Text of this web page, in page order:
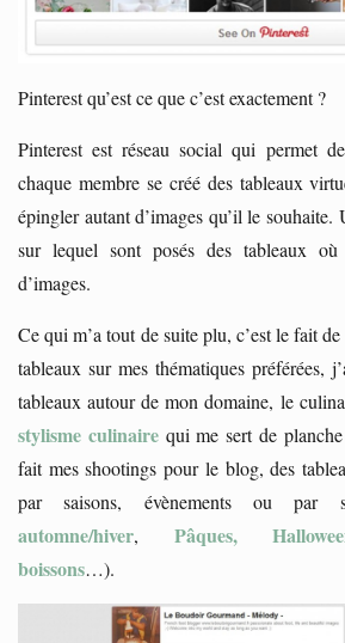
Pinterest qu’est ce que c’est exactement ?
Pinterest est réseau social qui permet
chaque membre se créé des tableaux
épingler autant d’images qu’il le souhaite.
sur lequel sont posés des tableaux
d’images.
Ce qui m’a tout de suite plu, c’est le fait
tableaux sur mes thématiques préférées,
tableaux autour de mon domaine, le
stylisme culinairequi me sert de
fait mes shootings pour le blog, des
par saisons, évènements ou par
automne/hiver, Pâques,
boissons…).